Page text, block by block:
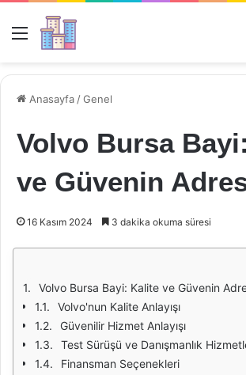
Menü
Anasayfa /Genel
Volvo Bursa
ve Güvenin
16 Kasım 2024 3 dakika okuma süresi
Volvo Bursa Bayi: Kalite ve Güvenin
Volvo'nun Kalite Anlayışı
Güvenilir Hizmet Anlayışı
Test Sürüşü ve Danışmanlık
Finansman Seçenekleri